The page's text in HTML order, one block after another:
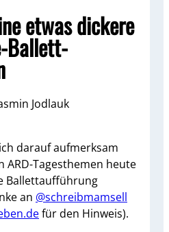
etwas dickere
Ballett-
Jodlauk
darauf aufmerksam
ARD-Tagesthemen heute
Ballettaufführung
an @schreibmamsell
für den Hinweis).